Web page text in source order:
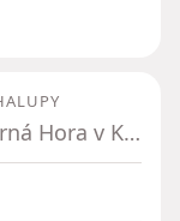
Janské Lázně - Černá Hora v Krkonoších, Královéhradecký kraj